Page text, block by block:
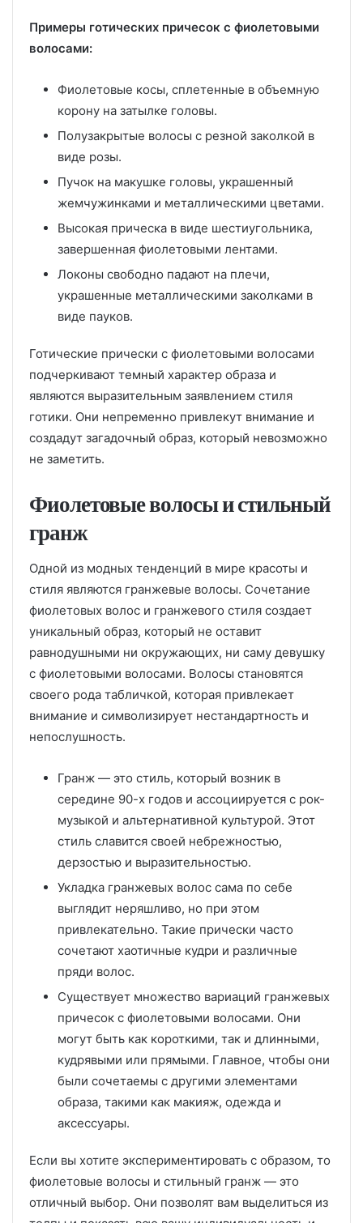
Примеры готических причесок с фиолетовыми
волосами:
Фиолетовые косы, сплетенные в объемную
корону на затылке головы.
Полузакрытые волосы с резной заколкой в
виде розы.
Пучок на макушке головы, украшенный
жемчужинками и металлическими цветами.
Высокая прическа в виде шестиугольника,
завершенная фиолетовыми лентами.
Локоны свободно падают на плечи,
украшенные металлическими заколками в
виде пауков.
Готические прически с фиолетовыми волосами
подчеркивают темный характер образа и
являются выразительным заявлением стиля
готики. Они непременно привлекут внимание и
создадут загадочный образ, который невозможно
не заметить.
Фиолетовые волосы и стильный
гранж
Одной из модных тенденций в мире красоты и
стиля являются гранжевые волосы. Сочетание
фиолетовых волос и гранжевого стиля создает
уникальный образ, который не оставит
равнодушными ни окружающих, ни саму девушку
с фиолетовыми волосами. Волосы становятся
своего рода табличкой, которая привлекает
внимание и символизирует нестандартность и
непослушность.
Гранж — это стиль, который возник в
середине 90-х годов и ассоциируется с рок-
музыкой и альтернативной культурой. Этот
стиль славится своей небрежностью,
дерзостью и выразительностью.
Укладка гранжевых волос сама по себе
выглядит неряшливо, но при этом
привлекательно. Такие прически часто
сочетают хаотичные кудри и различные
пряди волос.
Существует множество вариаций гранжевых
причесок с фиолетовыми волосами. Они
могут быть как короткими, так и длинными,
кудрявыми или прямыми. Главное, чтобы они
были сочетаемы с другими элементами
образа, такими как макияж, одежда и
аксессуары.
Если вы хотите экспериментировать с образом, то
фиолетовые волосы и стильный гранж — это
отличный выбор. Они позволят вам выделиться из